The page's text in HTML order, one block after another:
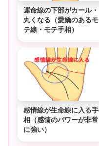
運命線の下部がカール・
丸くなる（愛嬌のあるモ
テ線・モテ手相）
感情線が生命線に入る手
相（感情のパワーが非常
に強い）